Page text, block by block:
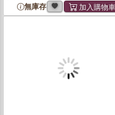
無庫存